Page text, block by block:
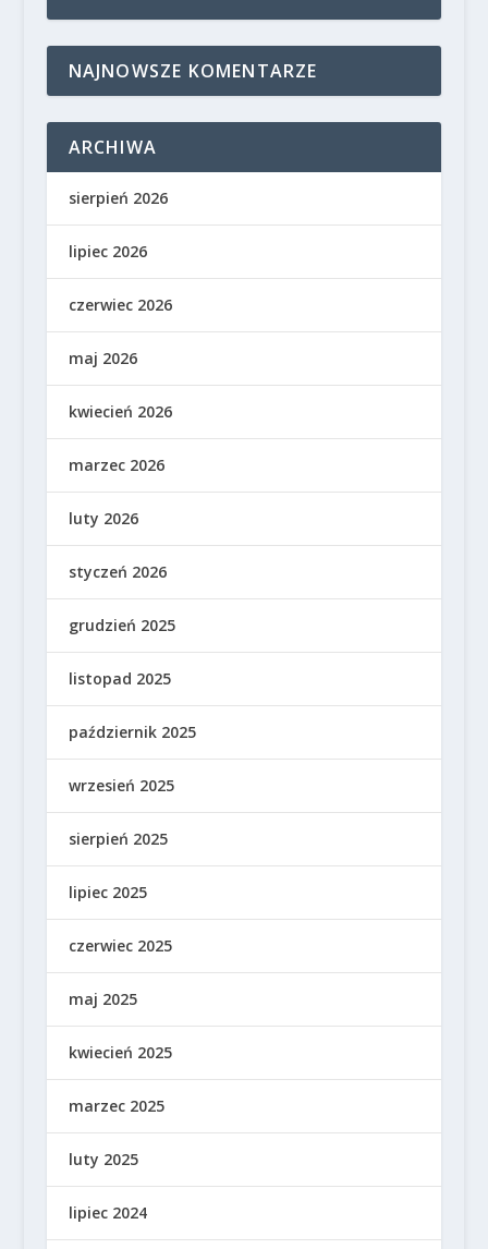
NAJNOWSZE KOMENTARZE
ARCHIWA
sierpień 2026
lipiec 2026
czerwiec 2026
maj 2026
kwiecień 2026
marzec 2026
luty 2026
styczeń 2026
grudzień 2025
listopad 2025
październik 2025
wrzesień 2025
sierpień 2025
lipiec 2025
czerwiec 2025
maj 2025
kwiecień 2025
marzec 2025
luty 2025
lipiec 2024